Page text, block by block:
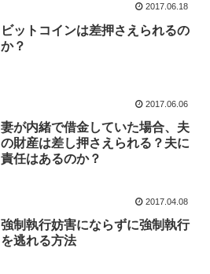
2017.06.18
ビットコインは差押さえられるの
か？
2017.06.06
妻が内緒で借金していた場合、夫
の財産は差し押さえられる？夫に
責任はあるのか？
2017.04.08
強制執行妨害にならずに強制執行
を逃れる方法